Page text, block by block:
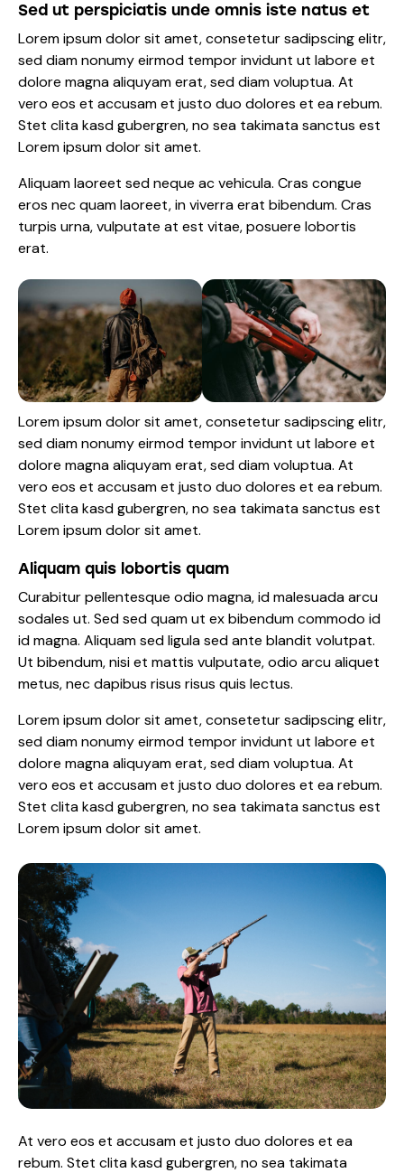
Sed ut perspiciatis unde omnis iste natus et
Lorem ipsum dolor sit amet, consetetur sadipscing elitr,
sed diam nonumy eirmod tempor invidunt ut labore et
dolore magna aliquyam erat, sed diam voluptua. At
vero eos et accusam et justo duo dolores et ea rebum.
Stet clita kasd gubergren, no sea takimata sanctus est
Lorem ipsum dolor sit amet.
Aliquam laoreet sed neque ac vehicula. Cras congue
eros nec quam laoreet, in viverra erat bibendum. Cras
turpis urna, vulputate at est vitae, posuere lobortis
erat.
Lorem ipsum dolor sit amet, consetetur sadipscing elitr,
sed diam nonumy eirmod tempor invidunt ut labore et
dolore magna aliquyam erat, sed diam voluptua. At
vero eos et accusam et justo duo dolores et ea rebum.
Stet clita kasd gubergren, no sea takimata sanctus est
Lorem ipsum dolor sit amet.
Aliquam quis lobortis quam
Curabitur pellentesque odio magna, id malesuada arcu
sodales ut. Sed sed quam ut ex bibendum commodo id
id magna. Aliquam sed ligula sed ante blandit volutpat.
Ut bibendum, nisi et mattis vulputate, odio arcu aliquet
metus, nec dapibus risus risus quis lectus.
Lorem ipsum dolor sit amet, consetetur sadipscing elitr,
sed diam nonumy eirmod tempor invidunt ut labore et
dolore magna aliquyam erat, sed diam voluptua. At
vero eos et accusam et justo duo dolores et ea rebum.
Stet clita kasd gubergren, no sea takimata sanctus est
Lorem ipsum dolor sit amet.
At vero eos et accusam et justo duo dolores et ea
rebum. Stet clita kasd gubergren, no sea takimata